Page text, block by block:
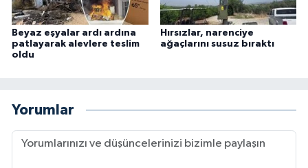
Beyaz eşyalar ardı ardına
patlayarak alevlere teslim
oldu
Hırsızlar, narenciye
ağaçlarını susuz bıraktı
Yorumlar